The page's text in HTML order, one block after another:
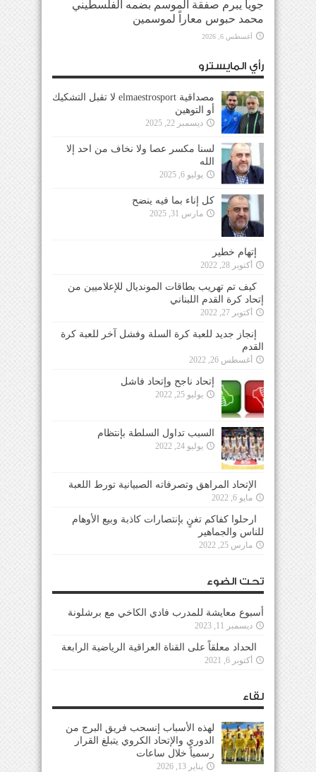
جويا يبرم صفقة الموسم بضمه الفلسطيني
محمد حبوس معاراً لموسمين
أغسطس 6, 2026
رأي المايسترو
مصداقية elmaestrosport لا تقبل التشكيك
أو التوهين
ديسمبر 22, 2025
لسنا مكسر عصا ولا نخاف من احد إلا
الله
يوليو 6, 2025
كل إناء بما فيه ينضح
مارس 31, 2025
إتهام خطير
أكتوبر 28, 2022
كيف تم تهريب بطاقات المونديال للإعلاميين من
إتحاد كرة القدم اللبناني
أكتوبر 27, 2022
إنجاز جديد للعبة كرة السلة وفشل آخر للعبة كرة
القدم
أغسطس 26, 2022
إتحاد ناجح وإتحاد فاشل
يوليو 25, 2022
السبب تداول السلطة بإنتظام
يوليو 24, 2022
الإتحاد المراهق وتصرفاته الصبيانية تورط اللعبة
مايو 6, 2022
ارحلوا كفاكم تغنٍ بإنتصارات كاذبة وبيع الأوهام
للناس والجماهير
مارس 25, 2022
تحت الضوء
أسبوع معايشة للمدرب فادي الكاخي مع برشلونة
ديسمبر 11, 2023
الحداد معلقاً على القناة العراقية الرياضية الرابعة
أكتوبر 6, 2021
لقاء
لهذه الأسباب إنسحب فريق البرج من
الدوري والإتحاد الكروي يتبلغ القرار
رسمياً خلال ساعات
يناير 13, 2026